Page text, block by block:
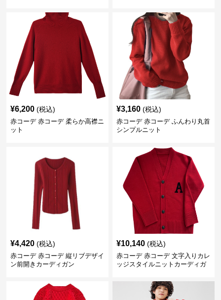
¥6,200 (税込)
赤コーデ 赤コーデ 柔らか高襟ニ
ット
¥3,160 (税込)
赤コーデ 赤コーデ ふんわり丸首
シンプルニット
¥4,420 (税込)
赤コーデ 赤コーデ 縦リブデザイ
ン前開きカーディガン
¥10,140 (税込)
赤コーデ 赤コーデ 文字入りカレ
ッジスタイルニットカーディガ